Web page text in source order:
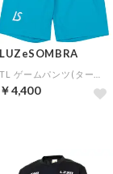
LUZeSOMBRA
￥4,400